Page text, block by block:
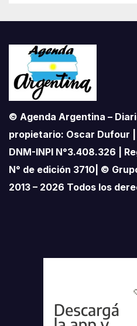
© Agenda Argentina –
propietario: Oscar Dufour |
DNM-INPI N°3.408.326 |
N° de edición 3710| ©
2013 – 2026 Todos los